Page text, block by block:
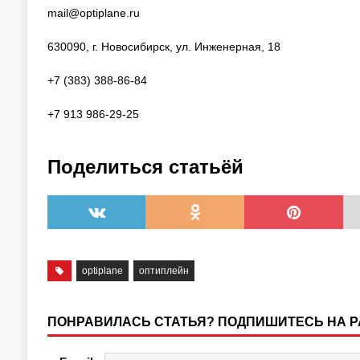
mail@optiplane.ru
630090, г. Новосибирск, ул. Инженерная, 18
+7 (383) 388-86-84
+7 913 986-29-25
Поделиться статьёй
optiplane оптиплейн
ПОНРАВИЛАСЬ СТАТЬЯ? ПОДПИШИТЕСЬ НА